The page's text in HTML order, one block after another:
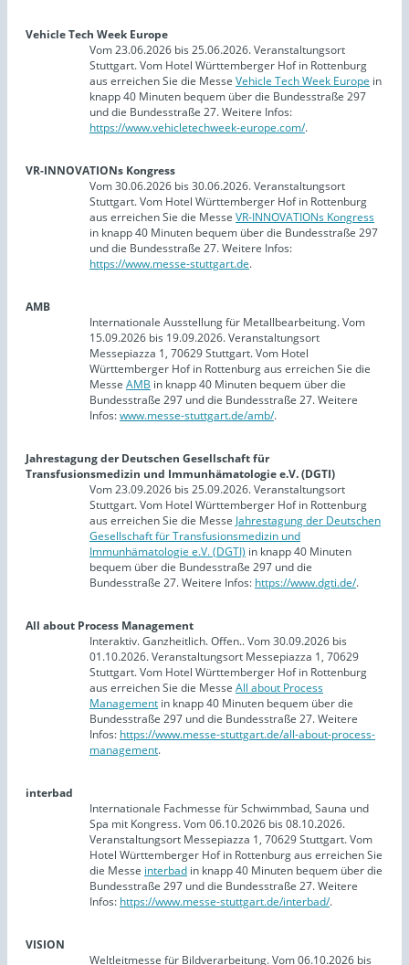
Vehicle Tech Week Europe
Vom 23.06.2026 bis 25.06.2026. Veranstaltungsort
Stuttgart. Vom Hotel Württemberger Hof in Rottenburg
aus erreichen Sie die Messe Vehicle Tech Week Europe in
knapp 40 Minuten bequem über die Bundesstraße 297
und die Bundesstraße 27. Weitere Infos:
https://www.vehicletechweek-europe.com/.
VR-INNOVATIONs Kongress
Vom 30.06.2026 bis 30.06.2026. Veranstaltungsort
Stuttgart. Vom Hotel Württemberger Hof in Rottenburg
aus erreichen Sie die Messe VR-INNOVATIONs Kongress
in knapp 40 Minuten bequem über die Bundesstraße 297
und die Bundesstraße 27. Weitere Infos:
https://www.messe-stuttgart.de.
AMB
Internationale Ausstellung für Metallbearbeitung. Vom
15.09.2026 bis 19.09.2026. Veranstaltungsort
Messepiazza 1, 70629 Stuttgart. Vom Hotel
Württemberger Hof in Rottenburg aus erreichen Sie die
Messe AMB in knapp 40 Minuten bequem über die
Bundesstraße 297 und die Bundesstraße 27. Weitere
Infos:www.messe-stuttgart.de/amb/.
Jahrestagung der Deutschen Gesellschaft für
Transfusionsmedizin und Immunhämatologie e.V. (DGTI)
Vom 23.09.2026 bis 25.09.2026. Veranstaltungsort
Stuttgart. Vom Hotel Württemberger Hof in Rottenburg
aus erreichen Sie die Messe Jahrestagung der Deutschen
Gesellschaft für Transfusionsmedizin und
Immunhämatologie e.V. (DGTI) in knapp 40 Minuten
bequem über die Bundesstraße 297 und die
Bundesstraße 27. Weitere Infos: https://www.dgti.de/.
All about Process Management
Interaktiv. Ganzheitlich. Offen.. Vom 30.09.2026 bis
01.10.2026. Veranstaltungsort Messepiazza 1, 70629
Stuttgart. Vom Hotel Württemberger Hof in Rottenburg
aus erreichen Sie die Messe All about Process
Management in knapp 40 Minuten bequem über die
Bundesstraße 297 und die Bundesstraße 27. Weitere
Infos: https://www.messe-stuttgart.de/all-about-process-
management.
interbad
Internationale Fachmesse für Schwimmbad, Sauna und
Spa mit Kongress. Vom 06.10.2026 bis 08.10.2026.
Veranstaltungsort Messepiazza 1, 70629 Stuttgart. Vom
Hotel Württemberger Hof in Rottenburg aus erreichen Sie
die Messe interbad in knapp 40 Minuten bequem über die
Bundesstraße 297 und die Bundesstraße 27. Weitere
Infos: https://www.messe-stuttgart.de/interbad/.
VISION
Weltleitmesse für Bildverarbeitung. Vom 06.10.2026 bis